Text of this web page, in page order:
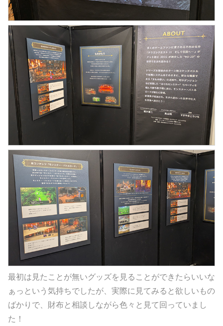
最初は見たことが無いグッズを見ることができたらいいな
ぁっという気持ちでしたが、実際に見てみると欲しいもの
ばかりで、財布と相談しながら色々と見て回っていまし
た！